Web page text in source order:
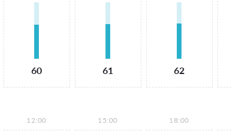
60 61 62
12:00 15:00 18:00